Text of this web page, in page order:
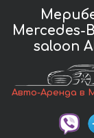
Mercedes-
saloon
Авто-Аренда в